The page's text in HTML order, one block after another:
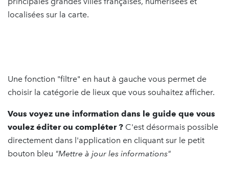
localisées sur la carte.
Une fonction "filtre" en haut à gauche vous permet de
choisir la catégorie de lieux que vous souhaitez afficher.
Vous voyez une information dans le guide que vous
voulez éditer ou compléter ? C'est désormais possible
directement dans l'application en cliquant sur le petit
bouton bleu "Mettre à jour les informations"